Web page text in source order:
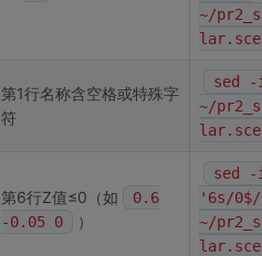
~/
第1行名称含空格或特殊字
符
sed
~/
第6行Z值≤0（如
0.6
-0.05 0
）
sed
'6s/
~/